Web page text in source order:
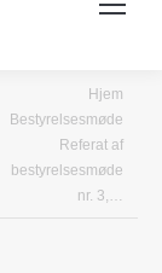
Hjem
Bestyrelsesmøde
Referat af
bestyrelsesmøde
nr. 3,…